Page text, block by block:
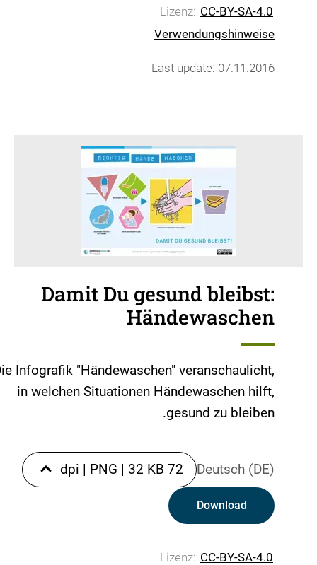
Lizenz: CC-BY-SA-4.0
Verwendungshinweise
Last update: 07.11.2016
Damit Du gesund bleibst:
Händewaschen
Infografik "Händewaschen" veranschaulicht,
in welchen Situationen Händewaschen hilft,
gesund zu bleiben.
Deutsch (DE)
72 dpi
| PNG | 32 KB
Download
Lizenz: CC-BY-SA-4.0